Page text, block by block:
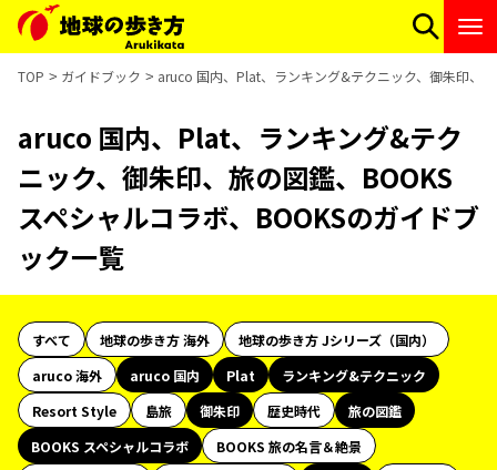
TOP ガイドブック aruco 国内、Plat、ランキング&テクニック、御朱印、
aruco 国内、Plat、ランキング&テク
ニック、御朱印、旅の図鑑、BOOKS
スペシャルコラボ、BOOKSのガイドブ
ック一覧
すべて 地球の歩き方 海外
地球の歩き方 Jシリーズ（国内）
aruco 海外
aruco 国内 Plat
ランキング&テクニック
Resort Style
島旅 御朱印 歴史時代
旅の図鑑
BOOKS スペシャルコラボ
BOOKS 旅の名言＆絶景